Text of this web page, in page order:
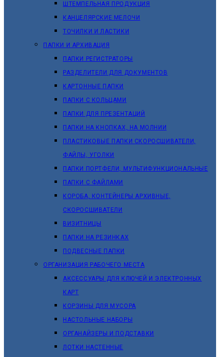
ШТЕМПЕЛЬНАЯ ПРОДУКЦИЯ
КАНЦЕЛЯРСКИЕ МЕЛОЧИ
ТОЧИЛКИ И ЛАСТИКИ
ПАПКИ И АРХИВАЦИЯ
ПАПКИ РЕГИСТРАТОРЫ
РАЗДЕЛИТЕЛИ ДЛЯ ДОКУМЕНТОВ
КАРТОННЫЕ ПАПКИ
ПАПКИ С КОЛЬЦАМИ
ПАПКИ ДЛЯ ПРЕЗЕНТАЦИЙ
ПАПКИ НА КНОПКАХ, НА МОЛНИИ
ПЛАСТИКОВЫЕ ПАПКИ СКОРОСШИВАТЕЛИ,
ФАЙЛЫ, УГОЛКИ
ПАПКИ ПОРТФЕЛИ, МУЛЬТИФУНКЦИОНАЛЬНЫЕ
ПАПКИ С ФАЙЛАМИ
КОРОБА, КОНТЕЙНЕРЫ АРХИВНЫЕ,
СКОРОСШИВАТЕЛИ
ВИЗИТНИЦЫ
ПАПКИ НА РЕЗИНКАХ
ПОДВЕСНЫЕ ПАПКИ
ОРГАНИЗАЦИЯ РАБОЧЕГО МЕСТА
АКСЕССУАРЫ ДЛЯ КЛЮЧЕЙ И ЭЛЕКТРОННЫХ
КАРТ
КОРЗИНЫ ДЛЯ МУСОРА
НАСТОЛЬНЫЕ НАБОРЫ
ОРГАНАЙЗЕРЫ И ПОДСТАВКИ
ЛОТКИ НАСТЕННЫЕ